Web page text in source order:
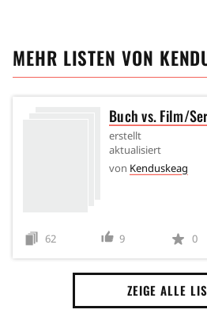
MEHR LISTEN VON
Buch vs. Film/
erstellt
aktualisiert
von Kenduskeag
62 9 0
ZEIGE ALLE